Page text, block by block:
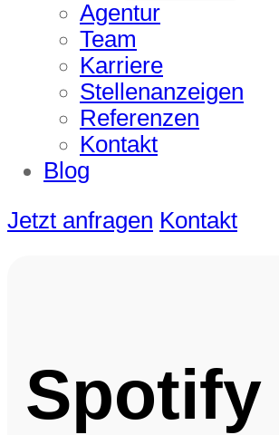
Agentur
Team
Karriere
Stellenanzeigen
Referenzen
Kontakt
Blog
Jetzt anfragen Kontakt
Spotify